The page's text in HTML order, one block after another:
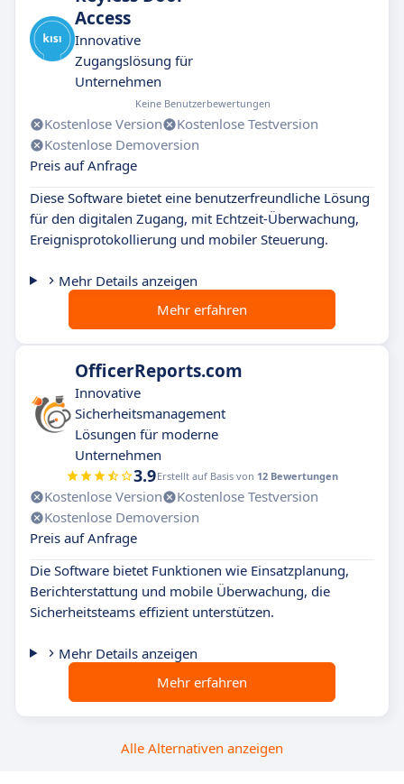
Access
Innovative
Zugangslösung für
Unternehmen
Keine Benutzerbewertungen
Kostenlose Version
Kostenlose Testversion
Kostenlose Demoversion
Preis auf Anfrage
Diese Software bietet eine benutzerfreundliche Lösung
für den digitalen Zugang, mit Echtzeit-Überwachung,
Ereignisprotokollierung und mobiler Steuerung.
Mehr Details anzeigen
Mehr erfahren
OfficerReports.com
Innovative
Sicherheitsmanagement
Lösungen für moderne
Unternehmen
3.9Erstellt auf Basis von 12 Bewertungen
Kostenlose Version
Kostenlose Testversion
Kostenlose Demoversion
Preis auf Anfrage
Die Software bietet Funktionen wie Einsatzplanung,
Berichterstattung und mobile Überwachung, die
Sicherheitsteams effizient unterstützen.
Mehr Details anzeigen
Mehr erfahren
Alle Alternativen anzeigen